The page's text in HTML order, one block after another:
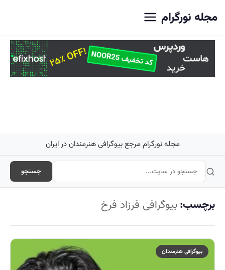
مجله نورگرام
مجله نورگرام مرجع بیوگرافی هنرمندان در ایران
جستجو
برچسب: بیوگرافی فرزاد فرخ
بیوگرافی هنرمندان